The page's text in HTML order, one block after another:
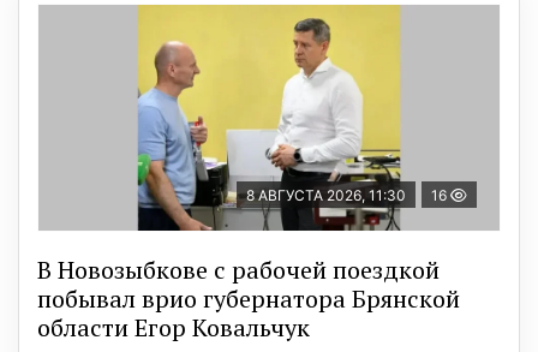
8 АВГУСТА 2026, 11:30 16
В Новозыбкове с рабочей поездкой
побывал врио губернатора Брянской
области Егор Ковальчук